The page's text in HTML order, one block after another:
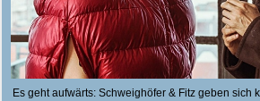
Es geht aufwärts: Schweighöfer & Fitz geben sich